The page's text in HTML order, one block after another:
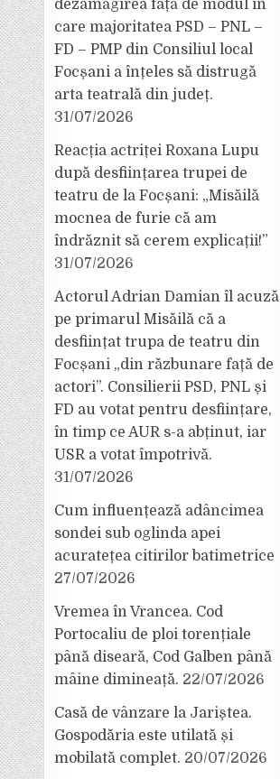
dezamăgirea față de modul în
care majoritatea PSD – PNL –
FD – PMP din Consiliul local
Focșani a înțeles să distrugă
arta teatrală din județ.
31/07/2026
Reacția actriței Roxana Lupu
după desființarea trupei de
teatru de la Focșani: „Misăilă
mocnea de furie că am
îndrăznit să cerem explicații!”
31/07/2026
Actorul Adrian Damian îl acuză
pe primarul Misăilă că a
desființat trupa de teatru din
Focșani „din răzbunare față de
actori”. Consilierii PSD, PNL și
FD au votat pentru desființare,
în timp ce AUR s-a abținut, iar
USR a votat împotrivă.
31/07/2026
Cum influențează adâncimea
sondei sub oglinda apei
acuratețea citirilor batimetrice
27/07/2026
Vremea în Vrancea. Cod
Portocaliu de ploi torențiale
până diseară, Cod Galben până
mâine dimineață. 22/07/2026
Casă de vânzare la Jariștea.
Gospodăria este utilată și
mobilată complet. 20/07/2026